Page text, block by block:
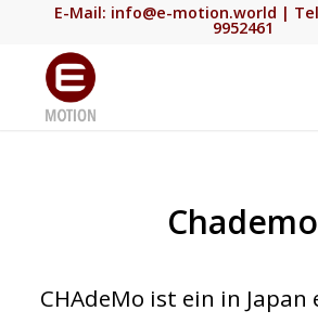
E-Mail: info@e-motion.world |
9952461
Chademo
CHAdeMo ist ein in